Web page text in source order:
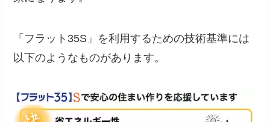
「フラット35S」を利用するための技術基準には
以下のようなものがあります。